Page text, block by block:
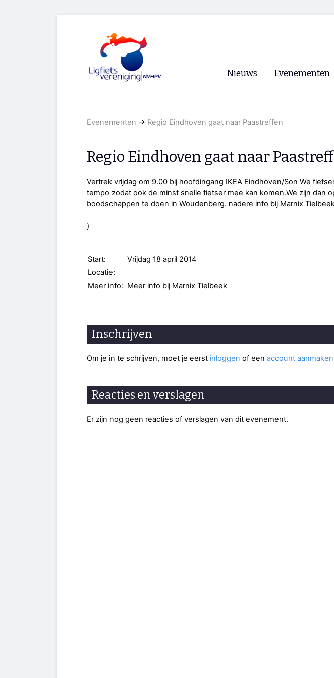
Nieuws Evenementen
WK Ligfietsen
CycleVision
Evenementen → Regio Eindhoven gaat naar Paastreffen
Regio Eindhoven gaat naar
Vertrek vrijdag om 9.00 bij hoofdingang IKEA Eindhoven/Son We
tempo zodat ook de minst snelle fietser mee kan komen.We zijn dan
boodschappen te doen in Woudenberg. nadere info bij Marnix
)
Start:
Vrijdag 18 april 2014
Locatie:
Meer info: Meer info bij Marnix Tielbeek
Inschrijven
Om je in te schrijven, moet je eerst inloggen of een account aanmaken
Reacties en verslagen
Er zijn nog geen reacties of verslagen van dit evenement.